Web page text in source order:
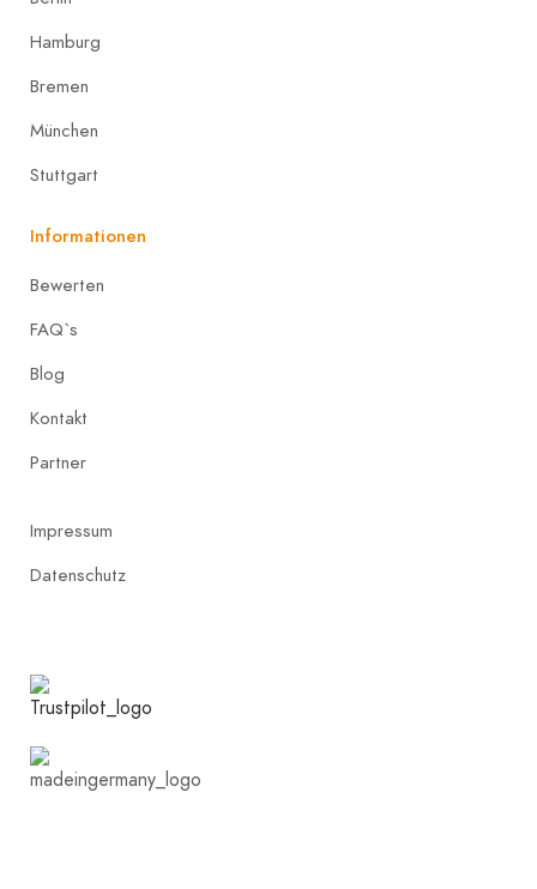
Hamburg
Bremen
München
Stuttgart
Informationen
Bewerten
FAQ`s
Blog
Kontakt
Partner
Impressum
Datenschutz